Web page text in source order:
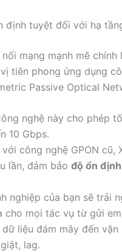
tuyệt đối với hạ
mạng mạnh mẽ
tiên phong ứng dụng
Passive Optical
nghệ này cho phép
10 Gbps.
với công nghệ GPON cũ,
lần, đảm bảo độ ổn
nghiệp của bạn sẽ trải
cho mọi tác vụ từ gửi
liệu đám mây đến vận
lag.